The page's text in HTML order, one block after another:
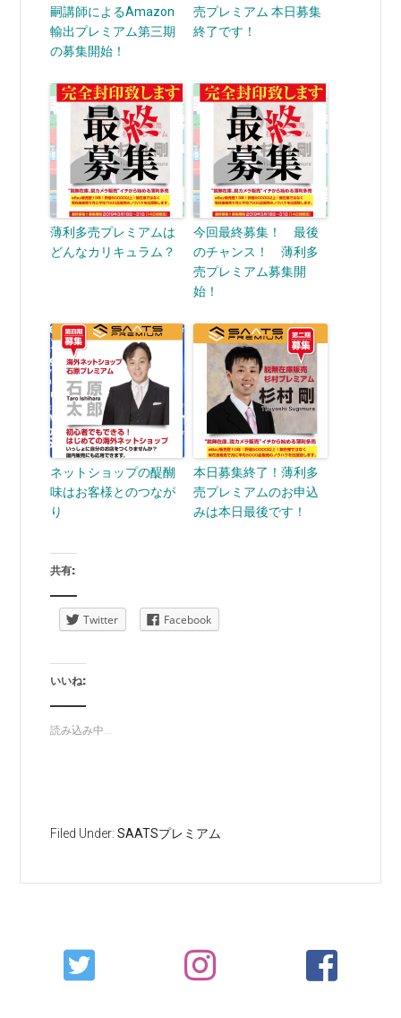
嗣講師によるAmazon
輸出プレミアム第三期
の募集開始！
売プレミアム 本日募集
終了です！
薄利多売プレミアムは
どんなカリキュラム？
今回最終募集！ 最後
のチャンス！ 薄利多
売プレミアム募集開
始！
ネットショップの醍醐
味はお客様とのつなが
り
本日募集終了！薄利多
売プレミアムのお申込
みは本日最後です！
共有:
Twitter Facebook
いいね:
読み込み中...
Filed Under:SAATSプレミアム
Primary
Sidebar